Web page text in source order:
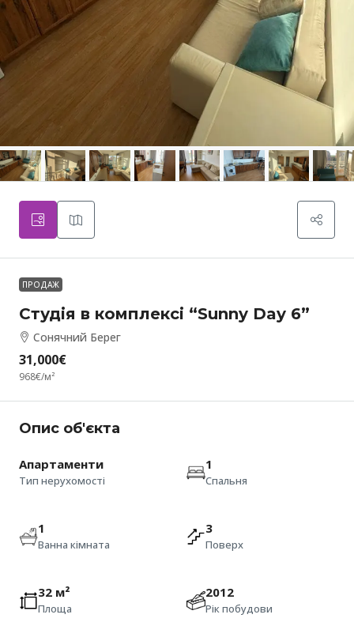
ПРОДАЖ
Студія в комплексі “Sunny Day 6”
Сонячний Берег
31,000€
968€/м²
Опис об'єкта
Апартаменти
Тип нерухомості
1
Спальня
1
Ванна кімната
3
Поверх
32 м²
Площа
2012
Рік побудови